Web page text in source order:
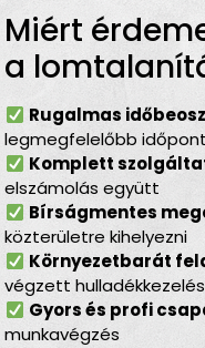
Miért
a
Rugalmas
legmegfelelőbb
Komplett
elszámolás együtt
Bírságmentes
közterületre kihelyezni
Környezetbarát
végzett hulladékkezelés
Gyors és profi
munkavégzés